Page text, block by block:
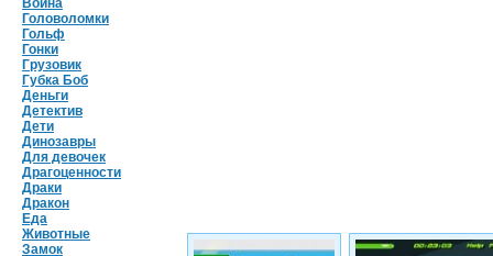
Война
Головоломки
Гольф
Гонки
Грузовик
Губка Боб
Деньги
Детектив
Дети
Динозавры
Для девочек
Драгоценности
Драки
Дракон
Еда
Животные
Замок